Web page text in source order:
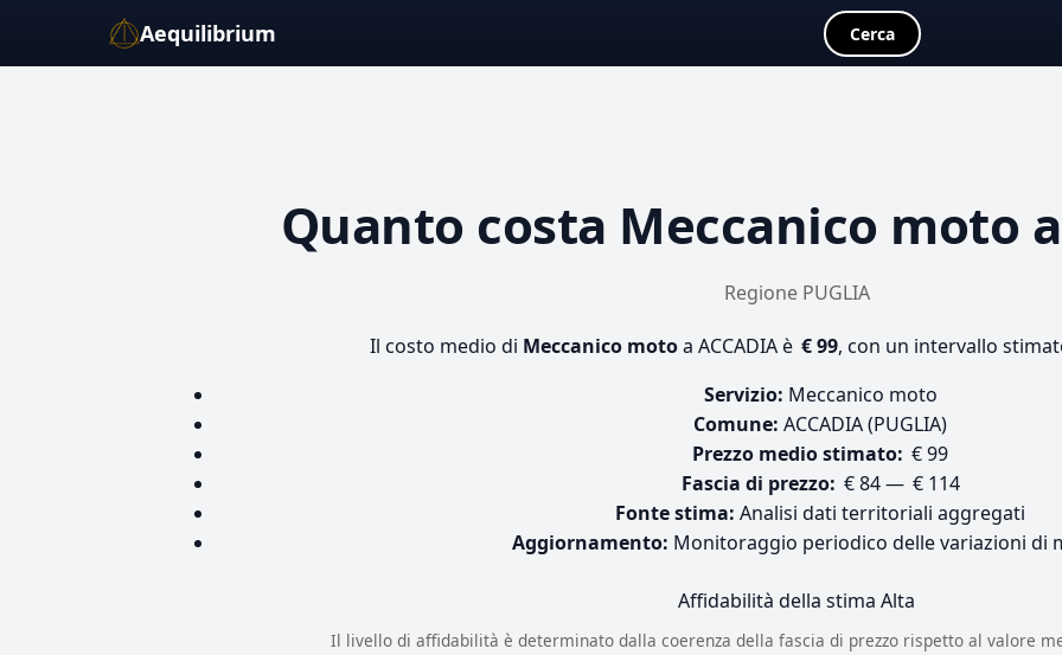
Aequilibrium Cerca
Quanto costa Meccanico moto
Regione PUGLIA
Il costo medio di Meccanico motoa ACCADIA è € 99, con un intervallo
Servizio: Meccanico moto
Comune: ACCADIA (PUGLIA)
Prezzo medio stimato: € 99
Fascia di prezzo: € 84 — € 114
Fonte stima: Analisi dati territoriali aggregati
Aggiornamento: Monitoraggio periodico delle variazioni di
Affidabilità della stima Alta
Il livello di affidabilità è determinato dalla coerenza della fascia di prezzo rispetto al valore